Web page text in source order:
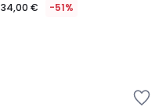
34,00 € -51%